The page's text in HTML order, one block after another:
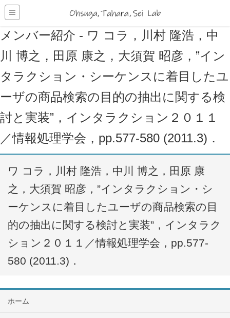
メンバー紹介 - ワ コラ，川村 隆浩，中
川 博之，田原 康之，大須賀 昭彦，”イン
タラクション・シーケンスに着目したユ
ーザの商品検索の目的の抽出に関する検
討と実装”，インタラクション２０１１
／情報処理学会，pp.577-580 (2011.3)．
ワ コラ，川村 隆浩，中川 博之，田原 康
之，大須賀 昭彦，”インタラクション・シ
ーケンスに着目したユーザの商品検索の目
的の抽出に関する検討と実装”，インタラク
ション２０１１／情報処理学会，pp.577-
580 (2011.3)．
ホーム